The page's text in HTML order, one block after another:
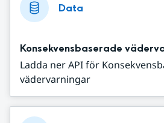
Data
Konsekvensbaserade
Ladda ner API för
vädervarningar